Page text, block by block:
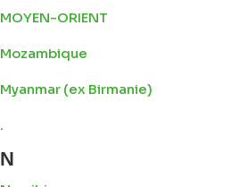
MOYEN-ORIENT
Mozambique
Myanmar (ex Birmanie)
.
N